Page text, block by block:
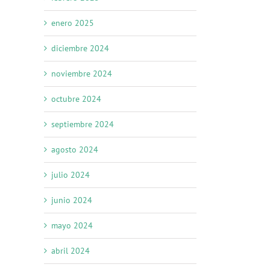
enero 2025
diciembre 2024
noviembre 2024
octubre 2024
septiembre 2024
agosto 2024
julio 2024
junio 2024
mayo 2024
abril 2024